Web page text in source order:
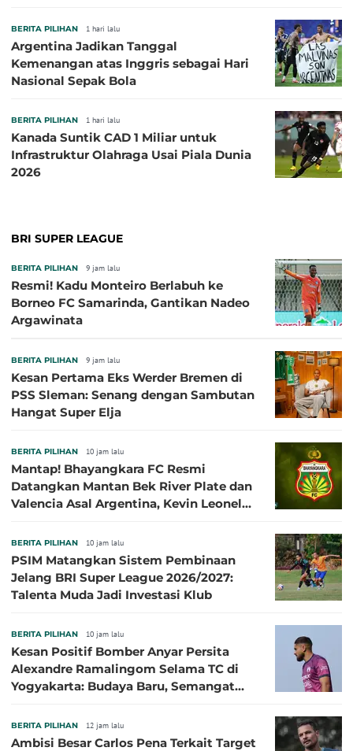
BERITA PILIHAN 1 hari lalu
Argentina Jadikan Tanggal
Kemenangan atas Inggris sebagai Hari
Nasional Sepak Bola
BERITA PILIHAN 1 hari lalu
Kanada Suntik CAD 1 Miliar untuk
Infrastruktur Olahraga Usai Piala Dunia
2026
BRI SUPER LEAGUE
BERITA PILIHAN 9 jam lalu
Resmi! Kadu Monteiro Berlabuh ke
Borneo FC Samarinda, Gantikan Nadeo
Argawinata
BERITA PILIHAN 9 jam lalu
Kesan Pertama Eks Werder Bremen di
PSS Sleman: Senang dengan Sambutan
Hangat Super Elja
BERITA PILIHAN 10 jam lalu
Mantap! Bhayangkara FC Resmi
Datangkan Mantan Bek River Plate dan
Valencia Asal Argentina, Kevin Leonel
BERITA PILIHAN 10 jam lalu
PSIM Matangkan Sistem Pembinaan
Jelang BRI Super League 2026/2027:
Talenta Muda Jadi Investasi Klub
BERITA PILIHAN 10 jam lalu
Kesan Positif Bomber Anyar Persita
Alexandre Ramalingom Selama TC di
Yogyakarta: Budaya Baru, Semangat
BERITA PILIHAN 12 jam lalu
Ambisi Besar Carlos Pena Terkait Target